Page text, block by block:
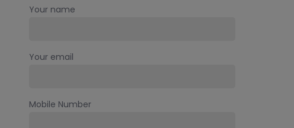
Your name
Your email
Mobile Number